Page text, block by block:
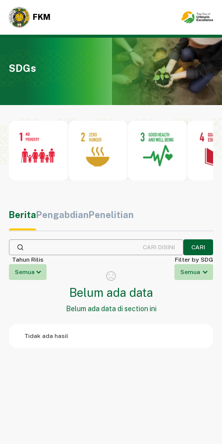
FKM
SDGs
BeritaPengabdianPenelitian
Tahun Rilis Filter by SDG
CARI
sentiment_dissatisfied
Belum ada data
Belum ada data di section ini
Tidak ada hasil